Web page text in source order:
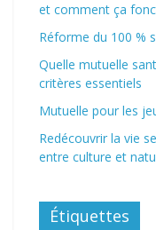
et comment ça
Réforme du 100 %
Quelle mutuelle
critères essentiels
Mutuelle pour les
Redécouvrir la vie
entre culture et
Étiquettes